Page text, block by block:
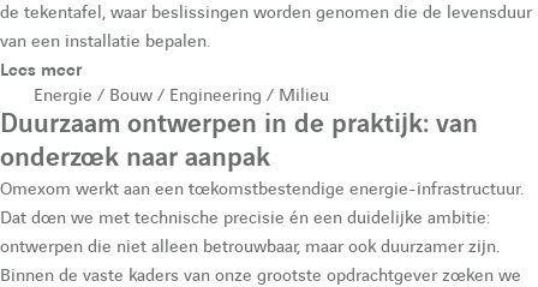
Ne
e
e
r
de tekentafel, waar beslissingen worden genomen die de levensduur
van een installatie bepalen.
Lees meer
Energie / Bouw / Engineering / Milieu
Duurzaam ontwerpen in de praktijk: van
onderzoek naar aanpak
Omexom werkt aan een toekomstbestendige energie-infrastructuur.
Dat doen we met technische precisie én een duidelijke ambitie:
ontwerpen die niet alleen betrouwbaar, maar ook duurzamer zijn.
Binnen de vaste kaders van onze grootste opdrachtgever zoeken we